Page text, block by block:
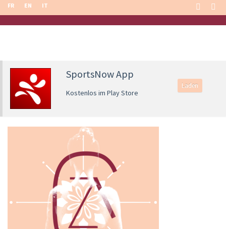
FR EN IT
SportsNow App
Kostenlos im Play Store
Laden